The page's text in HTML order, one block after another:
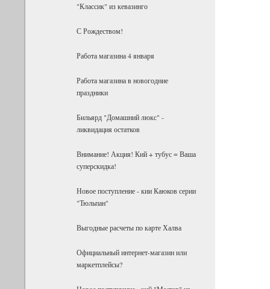
"Классик" из кевазинго
С Рождеством!
Работа магазина 4 января
Работа магазина в новогодние
праздники
Бильярд "Домашний люкс" -
ликвидация остатков
Внимание! Акция! Кий + тубус = Ваша
суперскидка!
Новое поступление - кии Каюков серии
"Тюльпан"
Выгодные расчеты по карте Халва
Официальный интернет-магазин или
маркетплейсы?